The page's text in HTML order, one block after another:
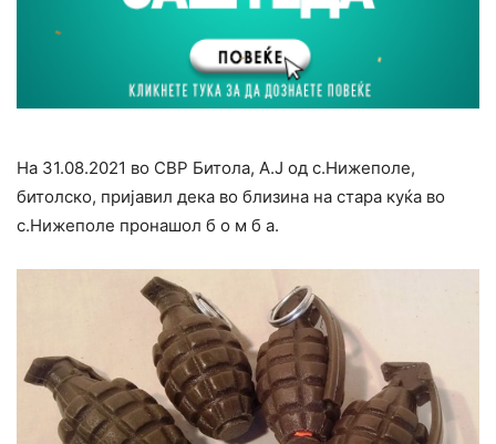
На 31.08.2021 во СВР Битола, А.Ј од с.Нижеполе,
битолско, пpиjaвил дека во близина на стapa кyќа во
с.Нижеполе пpoнашол б о м б а.